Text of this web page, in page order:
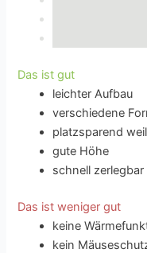
Das ist gut
leichter Aufbau
verschiedene
platzsparend
gute Höhe
schnell zerlegbar
Das ist weniger gut
keine
kein